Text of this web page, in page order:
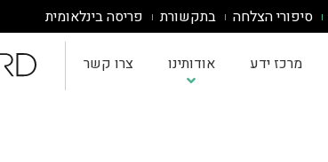
פריסה בינלאומית בתקשורת סיפורי הצלחה
מרכז ידע אודותינו צרו קשר